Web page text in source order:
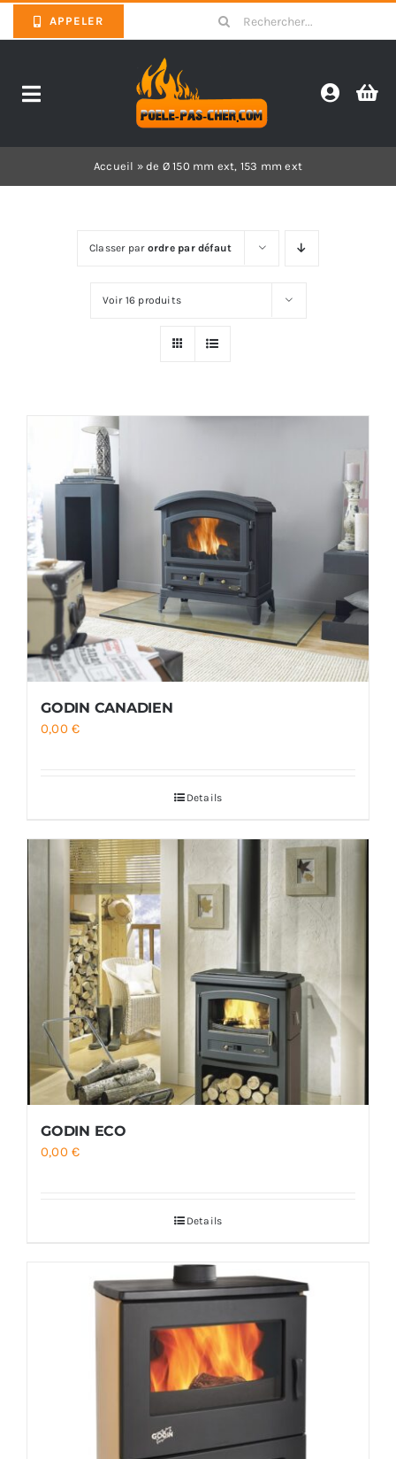
to
APPELER
Search
for:
Toggle
Cuisinières
Accueil »de Ø 150 mm ext, 153 mm ext
Classer par ordre par défaut
Voir 16 produits
GODIN CANADIEN
0,00€
Details
GODIN ECO
0,00€
Details